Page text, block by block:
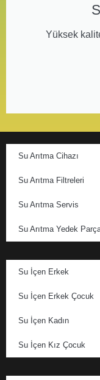
Yüksek
Su Arıtma Cihazı
Su Arıtma Filtreleri
Su Arıtma Servis
Su Arıtma Yedek
Su İçen Erkek
Su İçen Erkek Çocuk
Su İçen Kadın
Su İçen Kız Çocuk